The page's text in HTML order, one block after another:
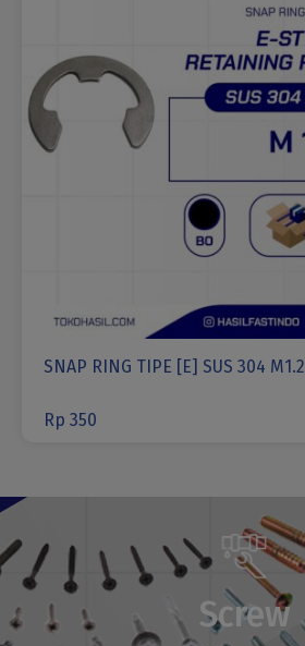
SNAP RING TIPE [E] SUS 304 M1.2
Rp 350
Screw